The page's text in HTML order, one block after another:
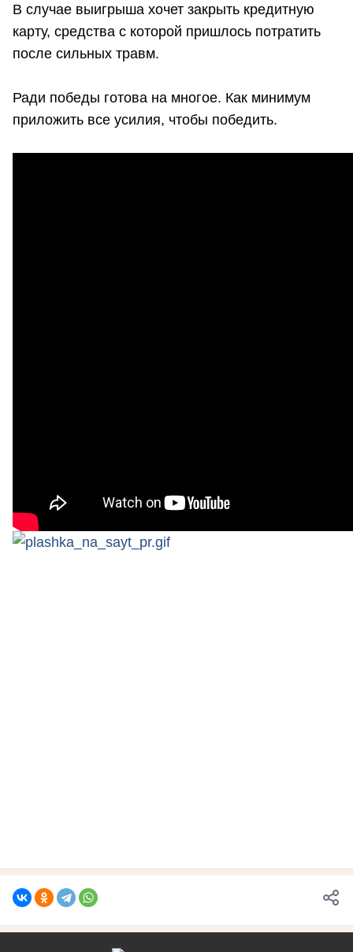
В случае выигрыша хочет закрыть кредитную
карту, средства с которой пришлось потратить
после сильных травм.
Ради победы готова на многое. Как минимум
приложить все усилия, чтобы победить.